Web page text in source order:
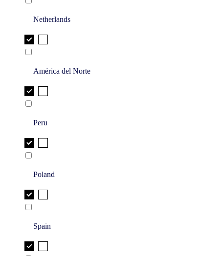
Netherlands
América del Norte
Peru
Poland
Spain